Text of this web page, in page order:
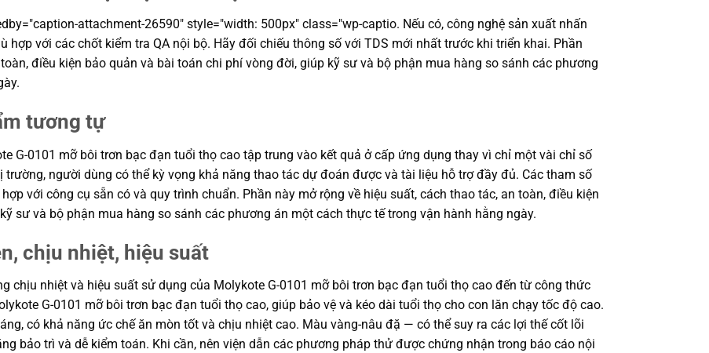
attachment-26590" style="width: 500px" class="wp-captio. Nếu có, công nghệ sản xuất nhấn
hợp với các chốt kiểm tra QA nội bộ. Hãy đối chiếu thông số với TDS mới nhất trước khi triển khai. Phần
điều kiện bảo quản và bài toán chi phí vòng đời, giúp kỹ sư và bộ phận mua hàng so sánh các phương
tương tự
G-0101 mỡ bôi trơn bạc đạn tuổi thọ cao tập trung vào kết quả ở cấp ứng dụng thay vì chỉ một vài chỉ số
người dùng có thể kỳ vọng khả năng thao tác dự đoán được và tài liệu hỗ trợ đầy đủ. Các tham số
với công cụ sẵn có và quy trình chuẩn. Phần này mở rộng về hiệu suất, cách thao tác, an toàn, điều kiện
sư và bộ phận mua hàng so sánh các phương án một cách thực tế trong vận hành hằng ngày.
chịu nhiệt, hiệu suất
chịu nhiệt và hiệu suất sử dụng của Molykote G-0101 mỡ bôi trơn bạc đạn tuổi thọ cao đến từ công thức
G-0101 mỡ bôi trơn bạc đạn tuổi thọ cao, giúp bảo vệ và kéo dài tuổi thọ cho con lăn chạy tốc độ cao.
có khả năng ức chế ăn mòn tốt và chịu nhiệt cao. Màu vàng-nâu đặ — có thể suy ra các lợi thế cốt lõi
bảo trì và dễ kiểm toán. Khi cần, nên viện dẫn các phương pháp thử được chứng nhận trong báo cáo nội